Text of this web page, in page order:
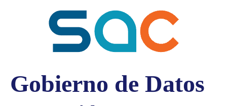
Gobierno de Datos